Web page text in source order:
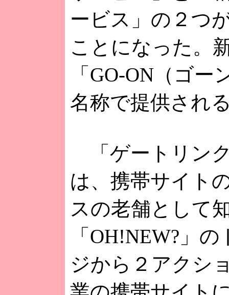
ービス」の２つ
ことになった。
「GO-ON（ゴー
名称で提供され
「ゲートリン
は、携帯サイト
スの老舗として
「OH!NEW?」
ジから２アクシ